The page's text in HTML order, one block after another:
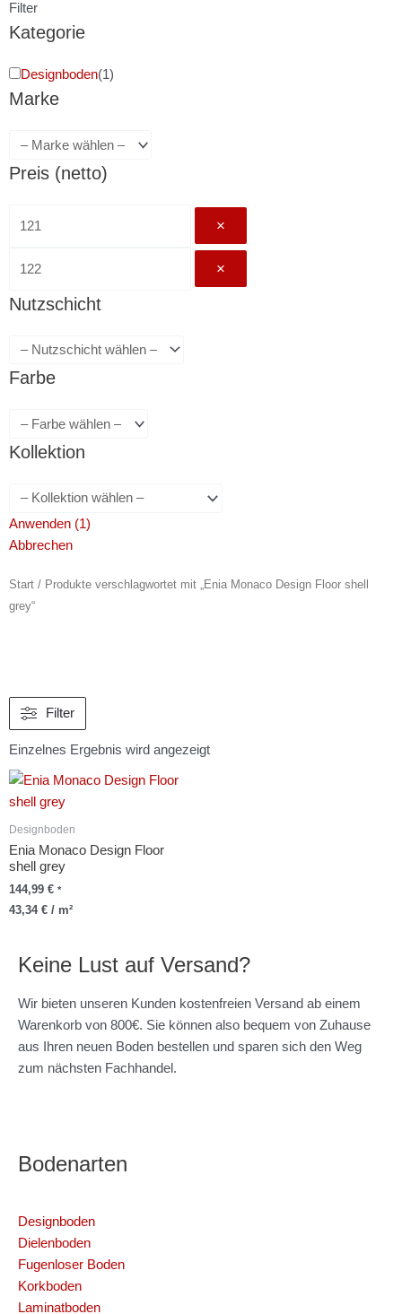
Filter
Kategorie
Designboden(1)
Marke
Preis (netto)
×
×
Nutzschicht
Farbe
Kollektion
Anwenden (1)
Abbrechen
Start / Produkte verschlagwortet mit „Enia Monaco Design Floor shell
grey“
Filter
Einzelnes Ergebnis wird angezeigt
Designboden
Enia Monaco Design Floor
shell grey
144,99 € *
43,34 € / m²
Keine Lust auf Versand?
Wir bieten unseren Kunden kostenfreien Versand ab einem
Warenkorb von 800€. Sie können also bequem von Zuhause
aus Ihren neuen Boden bestellen und sparen sich den Weg
zum nächsten Fachhandel.
Bodenarten
Designboden
Dielenboden
Fugenloser Boden
Korkboden
Laminatboden